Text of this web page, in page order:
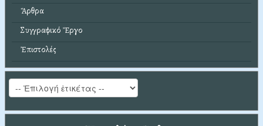
Ἄρθρα
Συγγραφικό Ἔργο
Ἐπιστολές